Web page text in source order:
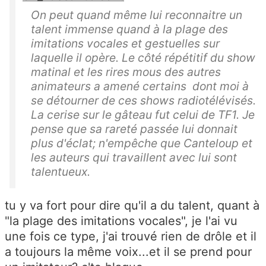
On peut quand même lui reconnaitre un
talent immense quand à la plage des
imitations vocales et gestuelles sur
laquelle il opère. Le côté répétitif du show
matinal et les rires mous des autres
animateurs a amené certains dont moi à
se détourner de ces shows radiotélévisés.
La cerise sur le gâteau fut celui de TF1. Je
pense que sa rareté passée lui donnait
plus d'éclat; n'empêche que Canteloup et
les auteurs qui travaillent avec lui sont
talentueux.
tu y va fort pour dire qu'il a du talent, quant à
"la plage des imitations vocales", je l'ai vu
une fois ce type, j'ai trouvé rien de drôle et il
a toujours la même voix...et il se prend pour